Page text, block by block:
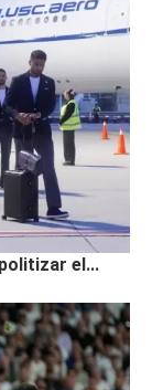
el...